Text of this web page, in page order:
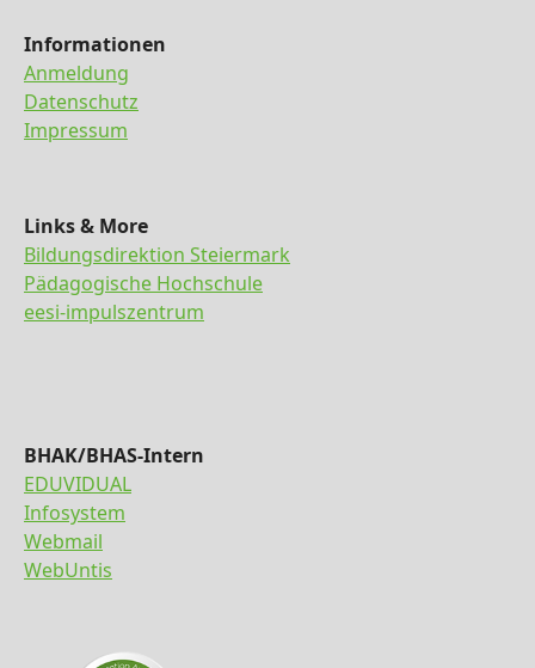
Informationen
Anmeldung
Datenschutz
Impressum
Links & More
Bildungsdirektion Steiermark
Pädagogische Hochschule
eesi-impulszentrum
BHAK/BHAS-Intern
EDUVIDUAL
Infosystem
Webmail
WebUntis